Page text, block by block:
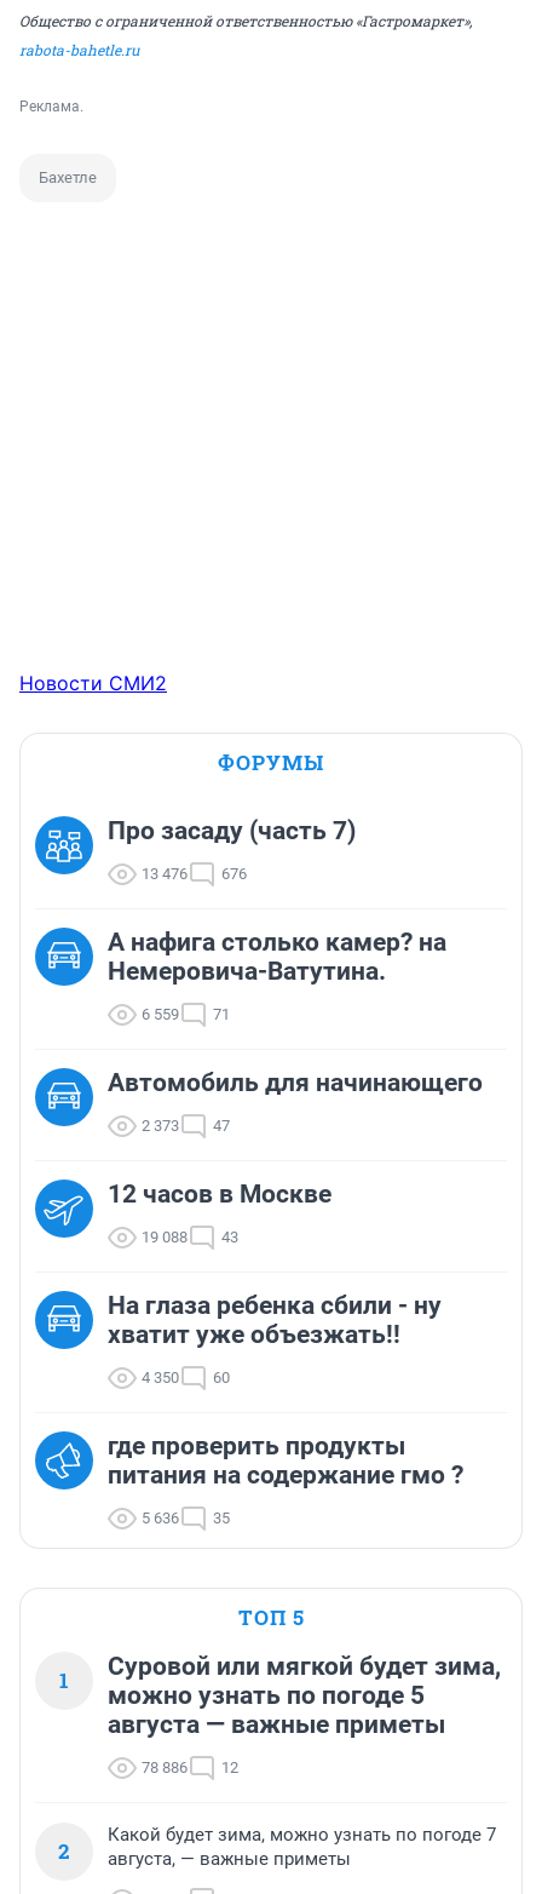
Общество с ограниченной ответственностью «Гастромаркет»,
rabota-bahetle.ru
Реклама.
Бахетле
Новости СМИ2
ФОРУМЫ
Про засаду (часть 7)
13 476 676
А нафига столько камер? на
Немеровича-Ватутина.
6 559 71
Автомобиль для начинающего
2 373 47
12 часов в Москве
19 088 43
На глаза ребенка сбили - ну
хватит уже объезжать!!
4 350 60
где проверить продукты
питания на содержание гмо ?
5 636 35
ТОП 5
1
Суровой или мягкой будет зима,
можно узнать по погоде 5
августа — важные приметы
78 886 12
2
Какой будет зима, можно узнать по погоде 7
августа, — важные приметы